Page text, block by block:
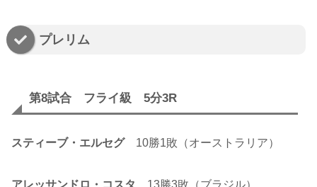
プレリム
第8試合 フライ級 5分3R
スティーブ・エルセグ10勝1敗（オーストラリア）
アレッサンドロ・コスタ 13勝3敗（ブラジル）